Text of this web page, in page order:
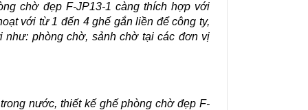
chờ đẹp F-JP13-1 càng thích hợp với
với từ 1 đến 4 ghế gắn liền để công ty,
như: phòng chờ, sảnh chờ tại các đơn vị
nước, thiết kế ghế phòng chờ đẹp F-